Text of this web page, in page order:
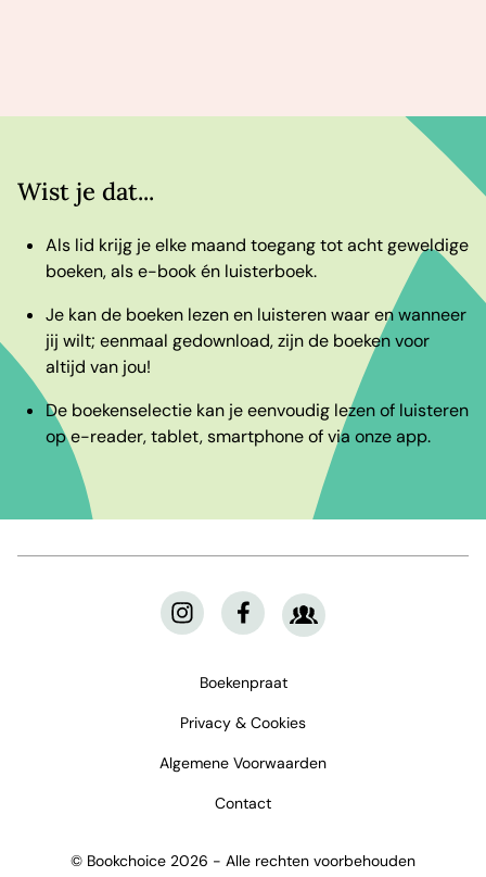
Wist je dat...
Als lid krijg je elke maand toegang tot acht geweldige
boeken, als e-book én luisterboek.
Je kan de boeken lezen en luisteren waar en wanneer
jij wilt; eenmaal gedownload, zijn de boeken voor
altijd van jou!
De boekenselectie kan je eenvoudig lezen of luisteren
op e-reader, tablet, smartphone of via onze app.
Boekenpraat
Privacy & Cookies
Algemene Voorwaarden
Contact
© Bookchoice 2026 - Alle rechten voorbehouden